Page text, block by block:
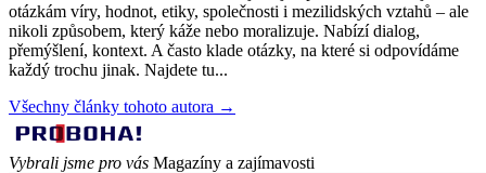
otázkám víry, hodnot, etiky, společnosti i mezilidských vztahů – ale
nikoli způsobem, který káže nebo moralizuje. Nabízí dialog,
přemýšlení, kontext. A často klade otázky, na které si odpovídáme
každý trochu jinak. Najdete tu...
Všechny články tohoto autora →
Vybrali jsme pro vás Magazíny a zajímavosti